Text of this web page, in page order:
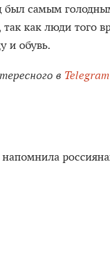
был самым
так как люди того
и обувь.
в